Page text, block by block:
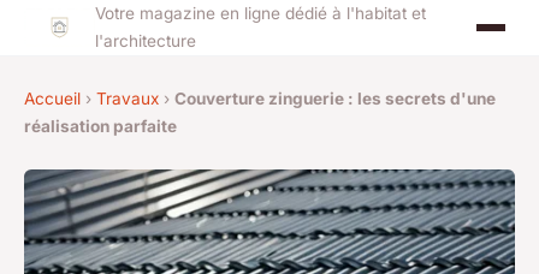
Votre magazine en ligne dédié à l'habitat et
l'architecture
Accueil › Travaux › Couverture zinguerie : les secrets d'une
réalisation parfaite